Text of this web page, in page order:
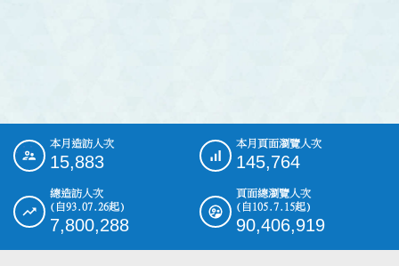
::: 本月造訪人次
15,883
本月頁面瀏覽人次
145,764
總造訪人次
(自93.07.26起)
7,800,288
頁面總瀏覽人次
(自105.7.15起)
90,406,919